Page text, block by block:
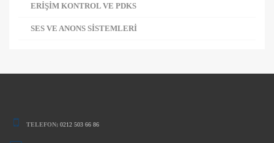
ERİŞİM KONTROL VE PDKS
SES VE ANONS SİSTEMLERİ
TELEFON; 0212 503 66 86